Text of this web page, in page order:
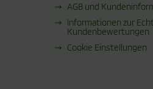
AGB und
Informationen zur
Kundenbewertungen
Cookie Einstellungen